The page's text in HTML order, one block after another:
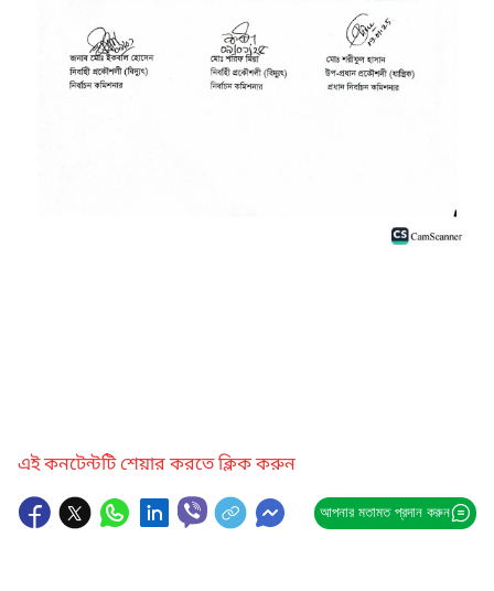
এই কনটেন্টটি শেয়ার করতে ক্লিক করুন
আপনার মতামত প্রদান করুন